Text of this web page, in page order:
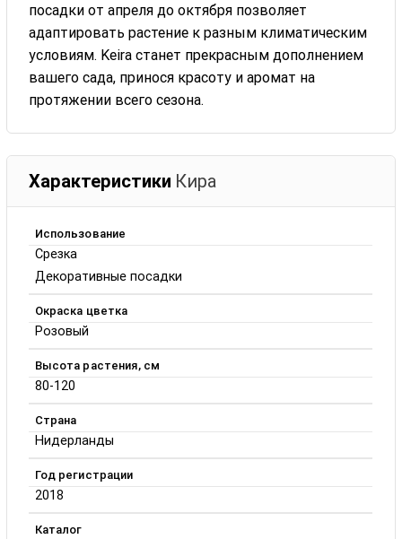
посадки от апреля до октября позволяет
адаптировать растение к разным климатическим
условиям. Keira станет прекрасным дополнением
вашего сада, принося красоту и аромат на
протяжении всего сезона.
Характеристики Кира
Использование
Срезка
Декоративные посадки
Окраска цветка
Розовый
Высота растения, см
80-120
Страна
Нидерланды
Год регистрации
2018
Каталог